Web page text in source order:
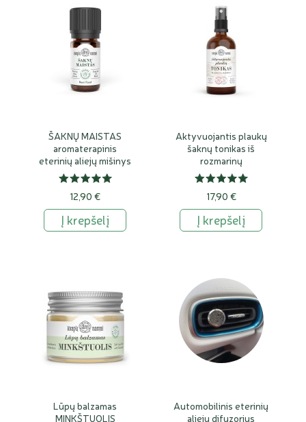
ŠAKNŲ MAISTAS
aromaterapinis
eterinių aliejų mišinys
plaukams
12,90 €
Į krepšelį
Aktyvuojantis plaukų
šaknų tonikas iš
rozmarinų
17,90 €
Į krepšelį
Lūpų balzamas
MINKŠTUOLIS
Automobilinis eterinių
aliejų difuzorius